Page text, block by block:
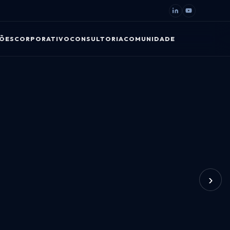
CORPORATIVO CONSULTORIACOMUNIDADE
›